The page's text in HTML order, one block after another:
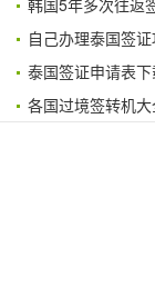
韩国5年多次往返
自己办理泰国签
泰国签证申请表下
各国过境签转机